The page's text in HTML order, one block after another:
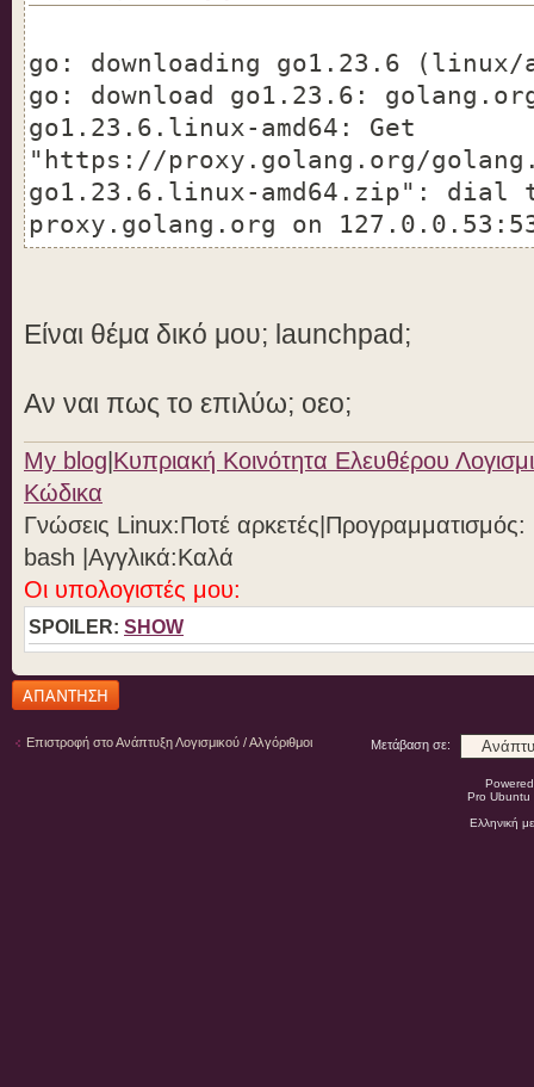
go: downloading go1.23.6 (linux/
go: download go1.23.6:
go1.23.6.linux-amd64: Get
"https://proxy.golang.org/
go1.23.6.linux-amd64.zip": dial
proxy.golang.org on
Είναι θέμα δικό μου; launchpad;
Αν ναι πως το επιλύω; οεο;
My blog Κυπριακή Κοινότητα Ελευθέρου
Κώδικα
Γνώσεις Linux:Ποτέ
bash |Aγγλικά:Καλά
Οι υπολογιστές μου:
SPOILER: SHOW
Δημιουργία
απάντησης
Επιστροφή στο Ανάπτυξη Λογισμικού / Αλγόριθμοι Μετάβαση σε:
Pro
Ελληνική